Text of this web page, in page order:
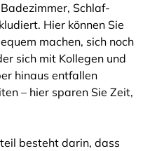
Schlaf-
Hier können Sie
machen, sich noch
sich mit Kollegen und
hinaus entfallen
– hier sparen Sie Zeit,
besteht darin, dass